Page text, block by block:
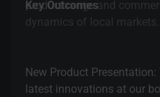
product range and
dynamics of local markets.
Key Outcomes
New Product Presentation:
latest innovations at our